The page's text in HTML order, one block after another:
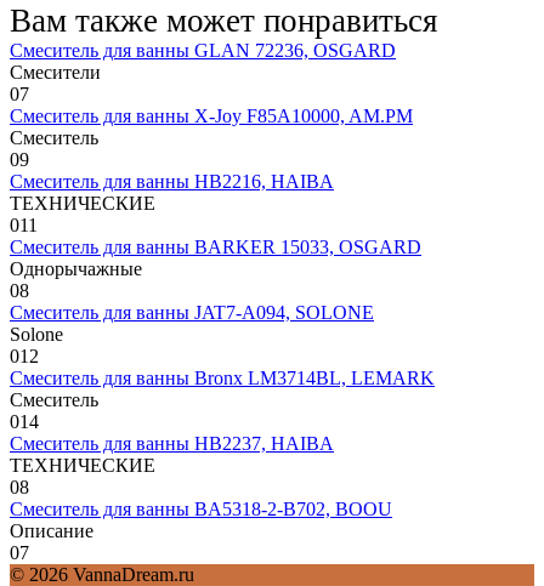
Вам также может понравиться
Смеситель для ванны GLAN 72236, OSGARD
Смесители
07
Смеситель для ванны X-Joy F85A10000, AM.PM
Смеситель
09
Смеситель для ванны HB2216, HAIBA
ТЕХНИЧЕСКИЕ
011
Смеситель для ванны BARKER 15033, OSGARD
Однорычажные
08
Смеситель для ванны JAT7-A094, SOLONE
Solone
012
Смеситель для ванны Bronx LM3714BL, LEMARK
Смеситель
014
Смеситель для ванны HB2237, HAIBA
ТЕХНИЧЕСКИЕ
08
Смеситель для ванны BA5318-2-B702, BOOU
Описание
07
© 2026 VannaDream.ru